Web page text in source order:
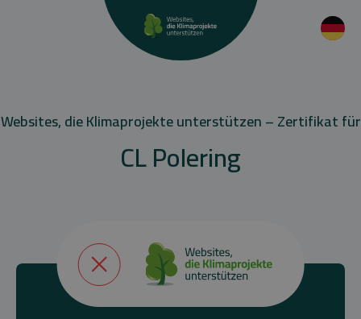
Websites, die Klimaprojekte unterstützen – Zertifikat für
CL Polering